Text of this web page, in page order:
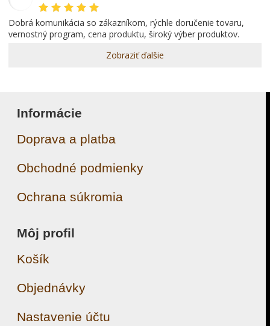
dobrá komunikácia so zákazníkom, rýchle doručenie tovaru,
vernostný program, cena produktu, široký výber produktov.
Zobraziť ďalšie
Informácie
Doprava a platba
Obchodné podmienky
Ochrana súkromia
Môj profil
Košík
Objednávky
Nastavenie účtu